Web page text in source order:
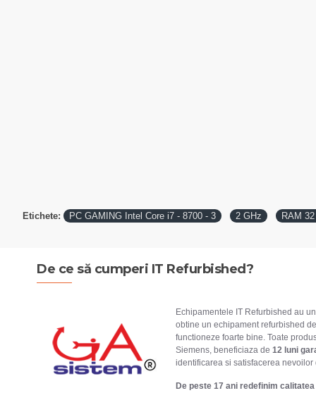
Etichete: PC GAMING Intel Core i7 - 8700 - 3 2 GHz RAM
De ce să cumperi IT Refurbished?
Echipamentele IT Refurbished au
obtine un echipament refurbished
functioneze foarte bine. Toate
Siemens, beneficiaza de 12 luni
identificarea si satisfacerea
De peste 17 ani redefinim calitatea